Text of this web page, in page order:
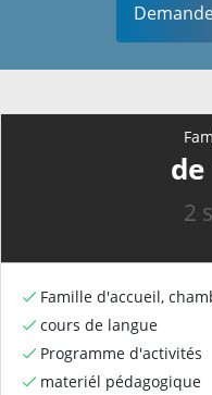
de
2
Famille d'accueil,
cours de langue
Programme d'activités
materiél pédagogique